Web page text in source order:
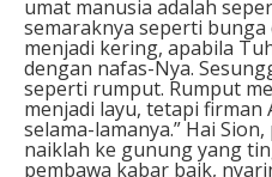
umat manusia adalah
semaraknya seperti bunga
menjadi kering, apabila
dengan nafas-Nya.
seperti rumput. Rumput
menjadi layu, tetapi
selama-lamanya.” Hai
naiklah ke gunung yang
pembawa kabar baik,